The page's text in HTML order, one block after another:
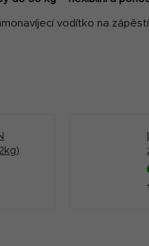
vodítko na